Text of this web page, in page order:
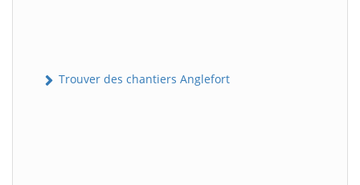
Trouver des chantiers Anglefort